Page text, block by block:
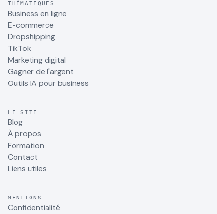
THÉMATIQUES
Business en ligne
E-commerce
Dropshipping
TikTok
Marketing digital
Gagner de l'argent
Outils IA pour business
LE SITE
Blog
À propos
Formation
Contact
Liens utiles
MENTIONS
Confidentialité